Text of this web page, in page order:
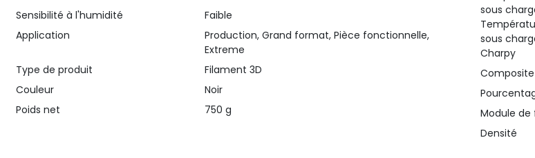
Sensibilité à l'humidité
Faible
Application
Production, Grand format, Pièce fonctionnelle,
Extreme
Type de produit
Filament 3D
Couleur
Noir
Poids net
750 g
sous
sous
Charpy
Composite
Module de
Densité